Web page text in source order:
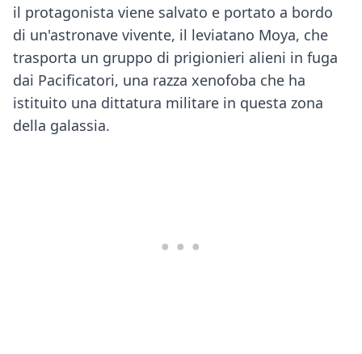
il protagonista viene salvato e portato a bordo
di un'astronave vivente, il leviatano Moya, che
trasporta un gruppo di prigionieri alieni in fuga
dai Pacificatori, una razza xenofoba che ha
istituito una dittatura militare in questa zona
della galassia.